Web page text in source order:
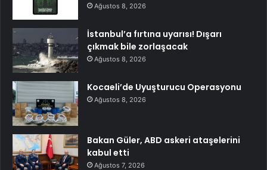
Ağustos 8, 2026
İstanbul’a fırtına uyarısı! Dışarı
çıkmak bile zorlaşacak
Ağustos 8, 2026
Kocaeli’de Uyuşturucu Operasyonu
Ağustos 8, 2026
Bakan Güler, ABD askeri ataşelerini
kabul etti
Ağustos 7, 2026